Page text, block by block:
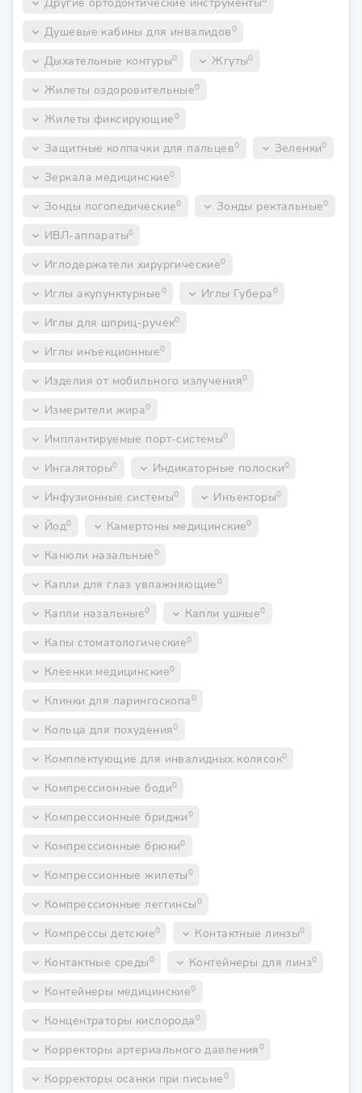
keyboard_arrow_down
keyboard_arrow_down Душевые кабины для инвалидов0
keyboard_arrow_down Дыхательные контуры0 keyboard_arrow_down Жгуты0
keyboard_arrow_down Жилеты оздоровительные0
keyboard_arrow_down Жилеты фиксирующие0
keyboard_arrow_down Защитные колпачки для пальцев0 keyboard_arrow_down Зеленки0
keyboard_arrow_down Зеркала медицинские0
keyboard_arrow_down Зонды логопедические0 keyboard_arrow_down Зонды ректальные0
keyboard_arrow_down ИВЛ-аппараты0
keyboard_arrow_down Иглодержатели хирургические0
keyboard_arrow_down Иглы акупунктурные0 keyboard_arrow_down Иглы Губера0
keyboard_arrow_down Иглы для шприц-ручек0
keyboard_arrow_down Иглы инъекционные0
keyboard_arrow_down Изделия от мобильного излучения0
keyboard_arrow_down Измерители жира0
keyboard_arrow_down Имплантируемые порт-системы0
keyboard_arrow_down Ингаляторы0 keyboard_arrow_down Индикаторные полоски0
keyboard_arrow_down Инфузионные системы0 keyboard_arrow_down Инъекторы0
keyboard_arrow_down Йод0 keyboard_arrow_down Камертоны медицинские0
keyboard_arrow_down Канюли назальные0
keyboard_arrow_down Капли для глаз увлажняющие0
keyboard_arrow_down Капли назальные0 keyboard_arrow_down Капли ушные0
keyboard_arrow_down Капы стоматологические0
keyboard_arrow_down Клеенки медицинские0
keyboard_arrow_down Клинки для ларингоскопа0
keyboard_arrow_down Кольца для похудения0
keyboard_arrow_down Комплектующие для инвалидных колясок0
keyboard_arrow_down Компрессионные боди0
keyboard_arrow_down Компрессионные бриджи0
keyboard_arrow_down Компрессионные брюки0
keyboard_arrow_down Компрессионные жилеты0
keyboard_arrow_down Компрессионные леггинсы0
keyboard_arrow_down Компрессы детские0 keyboard_arrow_down Контактные линзы0
keyboard_arrow_down Контактные среды0 keyboard_arrow_down Контейнеры для линз0
keyboard_arrow_down Контейнеры медицинские0
keyboard_arrow_down Концентраторы кислорода0
keyboard_arrow_down Корректоры артериального давления0
keyboard_arrow_down Корректоры осанки при письме0